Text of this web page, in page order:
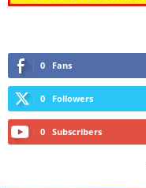
0 Fans
0 Followers
0 Subscribers